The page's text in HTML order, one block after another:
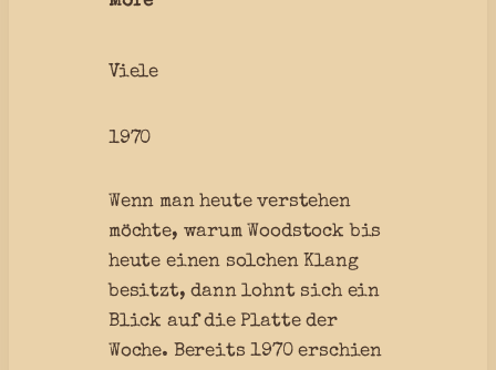
Viele
1970
Wenn man heute verstehen
möchte, warum Woodstock bis
heute einen solchen Klang
besitzt, dann lohnt sich ein
Blick auf die Platte der
Woche. Bereits 1970 erschien